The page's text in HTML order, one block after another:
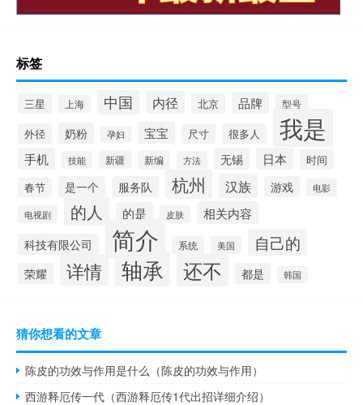
标签
三星 上海 中国 内径 北京 品牌 型号
外径 奶粉 孕妇 宝宝 尺寸 很多人 我是
手机 技能 新疆 新编 方法 无锡 日本 时间
春节 是一个 服务队 杭州 汉族 游戏 电影
电视剧 的人 的是 皮肤 相关内容
科技有限公司 简介 系统 美国 自己的
荣耀 详情 轴承 还不 都是 韩国
猜你想看的文章
陈皮的功效与作用是什么（陈皮的功效与作用）
西游释厄传一代（西游释厄传1代出招详细介绍）